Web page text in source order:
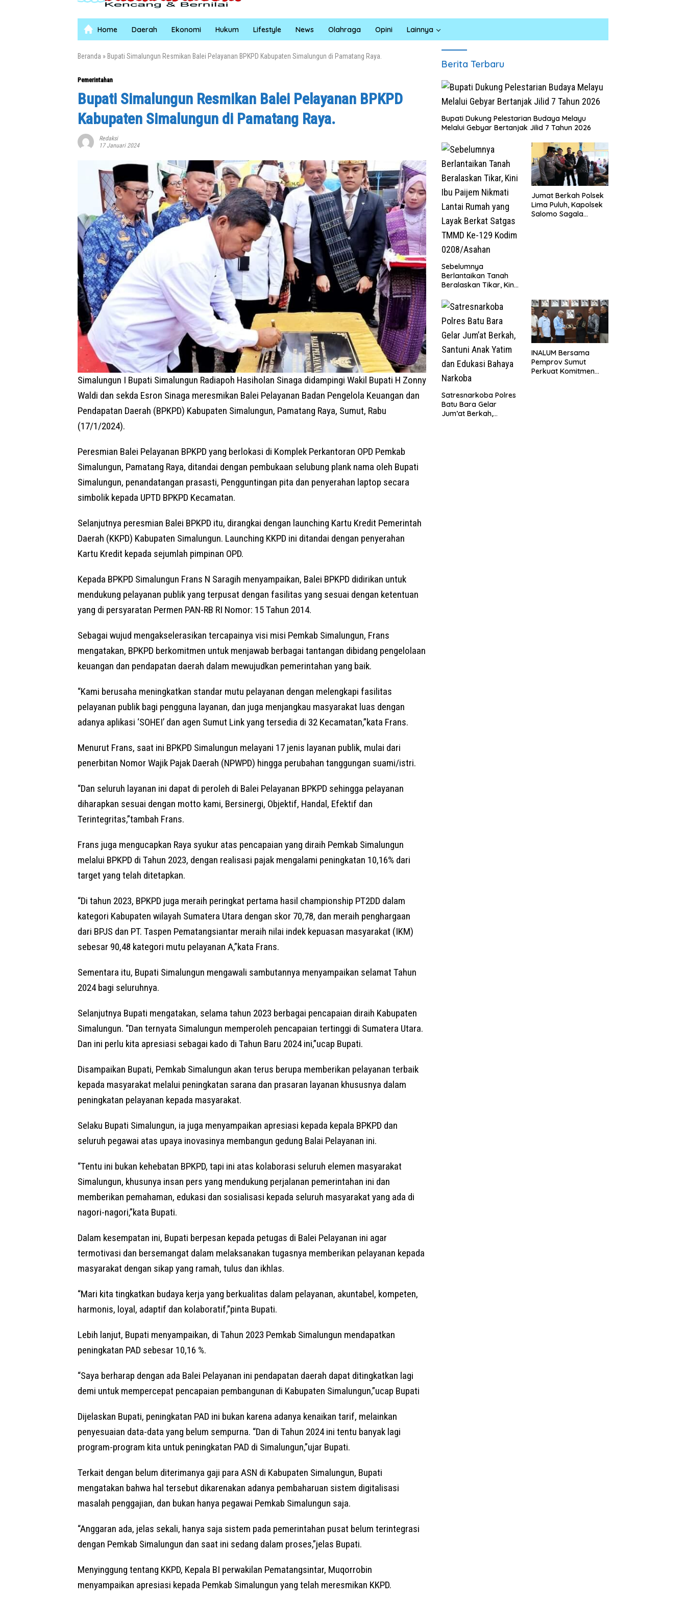
Home Daerah Ekonomi Hukum Lifestyle News Olahraga Opini Lainnya
Beranda » Bupati Simalungun Resmikan Balei Pelayanan BPKPD Kabupaten Simalungun di Pamatang Raya.
Pemerintahan
Bupati Simalungun Resmikan Balei Pelayanan BPKPD
Kabupaten Simalungun di Pamatang Raya.
Redaksi
17 Januari 2024
Simalungun I Bupati Simalungun Radiapoh Hasiholan Sinaga didampingi Wakil Bupati H Zonny
Waldi dan sekda Esron Sinaga meresmikan Balei Pelayanan Badan Pengelola Keuangan dan
Pendapatan Daerah (BPKPD) Kabupaten Simalungun, Pamatang Raya, Sumut, Rabu
(17/1/2024).
Peresmian Balei Pelayanan BPKPD yang berlokasi di Komplek Perkantoran OPD Pemkab
Simalungun, Pamatang Raya, ditandai dengan pembukaan selubung plank nama oleh Bupati
Simalungun, penandatangan prasasti, Pengguntingan pita dan penyerahan laptop secara
simbolik kepada UPTD BPKPD Kecamatan.
Selanjutnya peresmian Balei BPKPD itu, dirangkai dengan launching Kartu Kredit Pemerintah
Daerah (KKPD) Kabupaten Simalungun. Launching KKPD ini ditandai dengan penyerahan
Kartu Kredit kepada sejumlah pimpinan OPD.
Kepada BPKPD Simalungun Frans N Saragih menyampaikan, Balei BPKPD didirikan untuk
mendukung pelayanan publik yang terpusat dengan fasilitas yang sesuai dengan ketentuan
yang di persyaratan Permen PAN-RB RI Nomor: 15 Tahun 2014.
Sebagai wujud mengakselerasikan tercapainya visi misi Pemkab Simalungun, Frans
mengatakan, BPKPD berkomitmen untuk menjawab berbagai tantangan dibidang pengelolaan
keuangan dan pendapatan daerah dalam mewujudkan pemerintahan yang baik.
“Kami berusaha meningkatkan standar mutu pelayanan dengan melengkapi fasilitas
pelayanan publik bagi pengguna layanan, dan juga menjangkau masyarakat luas dengan
adanya aplikasi ‘SOHEI’ dan agen Sumut Link yang tersedia di 32 Kecamatan,”kata Frans.
Menurut Frans, saat ini BPKPD Simalungun melayani 17 jenis layanan publik, mulai dari
penerbitan Nomor Wajik Pajak Daerah (NPWPD) hingga perubahan tanggungan suami/istri.
“Dan seluruh layanan ini dapat di peroleh di Balei Pelayanan BPKPD sehingga pelayanan
diharapkan sesuai dengan motto kami, Bersinergi, Objektif, Handal, Efektif dan
Terintegritas,”tambah Frans.
Frans juga mengucapkan Raya syukur atas pencapaian yang diraih Pemkab Simalungun
melalui BPKPD di Tahun 2023, dengan realisasi pajak mengalami peningkatan 10,16% dari
target yang telah ditetapkan.
“Di tahun 2023, BPKPD juga meraih peringkat pertama hasil championship PT2DD dalam
kategori Kabupaten wilayah Sumatera Utara dengan skor 70,78, dan meraih penghargaan
dari BPJS dan PT. Taspen Pematangsiantar meraih nilai indek kepuasan masyarakat (IKM)
sebesar 90,48 kategori mutu pelayanan A,”kata Frans.
Sementara itu, Bupati Simalungun mengawali sambutannya menyampaikan selamat Tahun
2024 bagi seluruhnya.
Selanjutnya Bupati mengatakan, selama tahun 2023 berbagai pencapaian diraih Kabupaten
Simalungun. “Dan ternyata Simalungun memperoleh pencapaian tertinggi di Sumatera Utara.
Dan ini perlu kita apresiasi sebagai kado di Tahun Baru 2024 ini,”ucap Bupati.
Disampaikan Bupati, Pemkab Simalungun akan terus berupa memberikan pelayanan terbaik
kepada masyarakat melalui peningkatan sarana dan prasaran layanan khususnya dalam
peningkatan pelayanan kepada masyarakat.
Selaku Bupati Simalungun, ia juga menyampaikan apresiasi kepada kepala BPKPD dan
seluruh pegawai atas upaya inovasinya membangun gedung Balai Pelayanan ini.
“Tentu ini bukan kehebatan BPKPD, tapi ini atas kolaborasi seluruh elemen masyarakat
Simalungun, khusunya insan pers yang mendukung perjalanan pemerintahan ini dan
memberikan pemahaman, edukasi dan sosialisasi kepada seluruh masyarakat yang ada di
nagori-nagori,”kata Bupati.
Dalam kesempatan ini, Bupati berpesan kepada petugas di Balei Pelayanan ini agar
termotivasi dan bersemangat dalam melaksanakan tugasnya memberikan pelayanan kepada
masyarakat dengan sikap yang ramah, tulus dan ikhlas.
“Mari kita tingkatkan budaya kerja yang berkualitas dalam pelayanan, akuntabel, kompeten,
harmonis, loyal, adaptif dan kolaboratif,”pinta Bupati.
Lebih lanjut, Bupati menyampaikan, di Tahun 2023 Pemkab Simalungun mendapatkan
peningkatan PAD sebesar 10,16 %.
“Saya berharap dengan ada Balei Pelayanan ini pendapatan daerah dapat ditingkatkan lagi
demi untuk mempercepat pencapaian pembangunan di Kabupaten Simalungun,”ucap Bupati
Dijelaskan Bupati, peningkatan PAD ini bukan karena adanya kenaikan tarif, melainkan
penyesuaian data-data yang belum sempurna. “Dan di Tahun 2024 ini tentu banyak lagi
program-program kita untuk peningkatan PAD di Simalungun,”ujar Bupati.
Terkait dengan belum diterimanya gaji para ASN di Kabupaten Simalungun, Bupati
mengatakan bahwa hal tersebut dikarenakan adanya pembaharuan sistem digitalisasi
masalah penggajian, dan bukan hanya pegawai Pemkab Simalungun saja.
“Anggaran ada, jelas sekali, hanya saja sistem pada pemerintahan pusat belum terintegrasi
dengan Pemkab Simalungun dan saat ini sedang dalam proses,”jelas Bupati.
Menyinggung tentang KKPD, Kepala BI perwakilan Pematangsintar, Muqorrobin
menyampaikan apresiasi kepada Pemkab Simalungun yang telah meresmikan KKPD.
Berita Terbaru
Bupati Dukung Pelestarian Budaya Melayu
Melalui Gebyar Bertanjak Jilid 7 Tahun 2026
Sebelumnya
Berlantaikan Tanah
Beralaskan Tikar, Kini
Lantai Rumah yang
Layak Berkat Satgas
TMMD Ke-129 Kodim
0208/Asahan
Jumat Berkah Polsek
Lima Puluh, Kapolsek
Salomo Sagala
Satresnarkoba Polres
Batu Bara Gelar
Jum’at Berkah,
INALUM Bersama
Pemprov Sumut
Perkuat Komitmen